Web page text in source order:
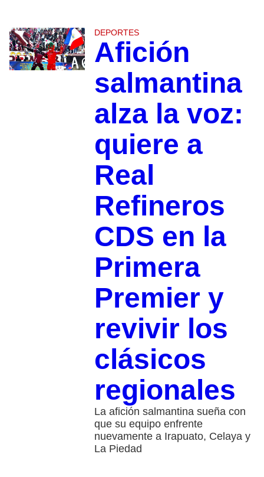
DEPORTES
Afición
salmantina
alza la voz:
quiere a
Real
Refineros
CDS en la
Primera
Premier y
revivir los
clásicos
regionales
La afición salmantina sueña con
que su equipo enfrente
nuevamente a Irapuato, Celaya y
La Piedad